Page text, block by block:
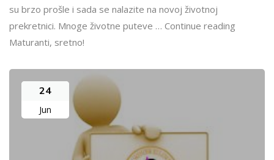
su brzo prošle i sada se nalazite na novoj životnoj
prekretnici. Mnoge životne puteve … Continue reading
Maturanti, sretno!
24
Jun